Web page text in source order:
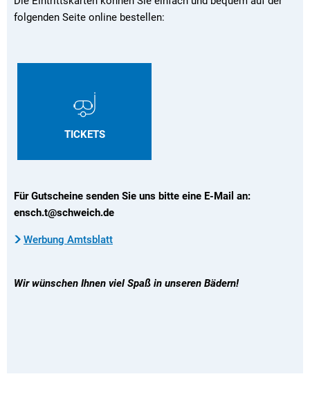
folgenden Seite online bestellen:
TICKETS
Für Gutscheine senden Sie uns bitte eine E-Mail an:
ensch.t@schweich.de
Werbung Amtsblatt
Wir wünschen Ihnen viel Spaß in unseren Bädern!